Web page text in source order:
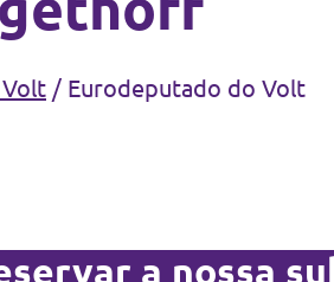
/ Eurodeputado do Volt
a nossa